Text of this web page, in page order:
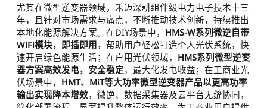
尤其在微型逆变器领域，禾迈深耕组件级电力电子技术十三
年，且针对市场需求与痛点，不断推动技术创新，持续推出
本地化能源解决方案。在DIY场景中， HMS-W系列微逆自带
WiFi模块，即插即用，帮助用户轻松打造个人光伏系统，快
速开启绿色能源生活；在户用光伏领域， HMS系列微型逆变
器方案高效发电，安全稳定，最大化发电收益；在工商业光
伏场景中， HMT、MiT等大功率微型逆变器产品以更高功率
输出实现降本增效，微逆、数据采集器及云平台无缝协同，